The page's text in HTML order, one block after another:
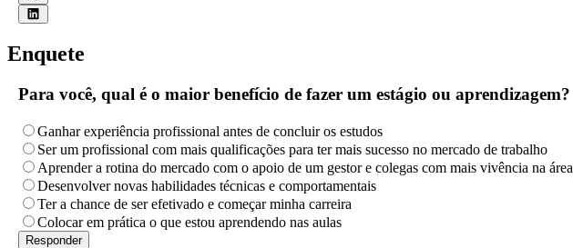
Enquete
Para você, qual é o maior benefício de fazer um estágio ou aprendizagem?
Ganhar experiência profissional antes de concluir os estudos
Ser um profissional com mais qualificações para ter mais sucesso no mercado de trabalho
Aprender a rotina do mercado com o apoio de um gestor e colegas com mais vivência na área
Desenvolver novas habilidades técnicas e comportamentais
Ter a chance de ser efetivado e começar minha carreira
Colocar em prática o que estou aprendendo nas aulas